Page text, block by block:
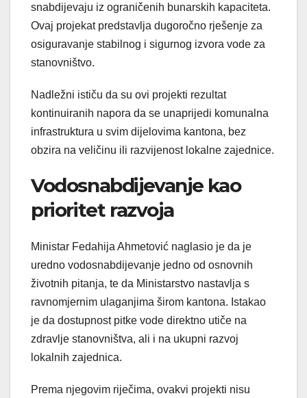
snabdijevaju iz ograničenih bunarskih kapaciteta.
Ovaj projekat predstavlja dugoročno rješenje za
osiguravanje stabilnog i sigurnog izvora vode za
stanovništvo.
Nadležni ističu da su ovi projekti rezultat
kontinuiranih napora da se unaprijedi komunalna
infrastruktura u svim dijelovima kantona, bez
obzira na veličinu ili razvijenost lokalne zajednice.
Vodosnabdijevanje kao
prioritet razvoja
Ministar Fedahija Ahmetović naglasio je da je
uredno vodosnabdijevanje jedno od osnovnih
životnih pitanja, te da Ministarstvo nastavlja s
ravnomjernim ulaganjima širom kantona. Istakao
je da dostupnost pitke vode direktno utiče na
zdravlje stanovništva, ali i na ukupni razvoj
lokalnih zajednica.
Prema njegovim riječima, ovakvi projekti nisu